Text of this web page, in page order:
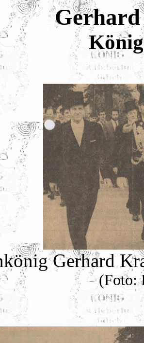
Gerhard
(Foto: